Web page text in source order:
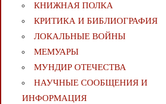
КНИЖНАЯ ПОЛКА
КРИТИКА И БИБЛИОГРАФИЯ
ЛОКАЛЬНЫЕ ВОЙНЫ
МЕМУАРЫ
МУНДИР ОТЕЧЕСТВА
НАУЧНЫЕ СООБЩЕНИЯ И
ИНФОРМАЦИЯ